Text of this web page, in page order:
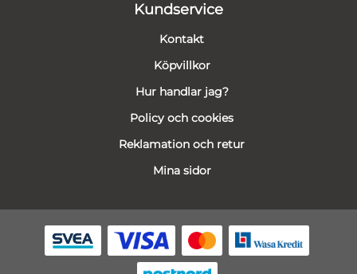
Kundservice
Kontakt
Köpvillkor
Hur handlar jag?
Policy och cookies
Reklamation och retur
Mina sidor